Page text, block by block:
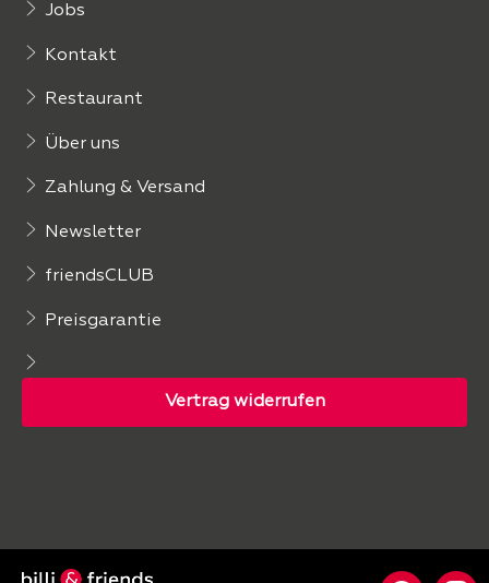
Jobs
Kontakt
Restaurant
Über uns
Zahlung & Versand
Newsletter
friendsCLUB
Preisgarantie